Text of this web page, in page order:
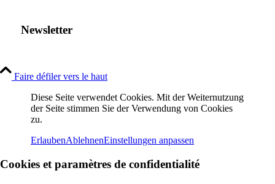
Newsletter
Faire défiler vers le haut
Diese Seite verwendet Cookies. Mit der Weiternutzung
der Seite stimmen Sie der Verwendung von Cookies
zu.
ErlaubenAblehnenEinstellungen anpassen
Cookies et paramètres de confidentialité